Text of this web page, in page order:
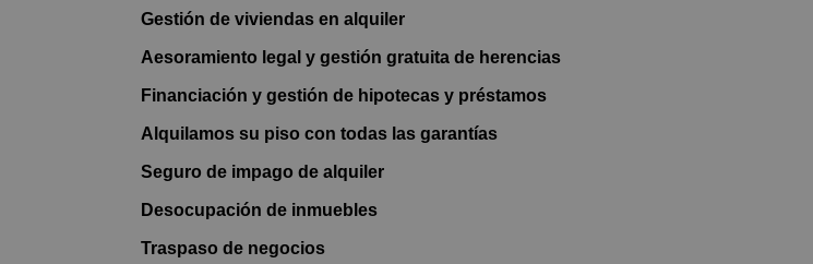
Gestión de viviendas en alquiler
Aesoramiento legal y gestión gratuita de herencias
Financiación y gestión de hipotecas y préstamos
Alquilamos su piso con todas las garantías
Seguro de impago de alquiler
Desocupación de inmuebles
Traspaso de negocios